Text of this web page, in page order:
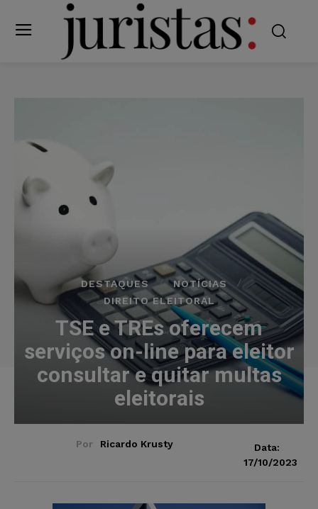
DESTAQUES
NOTÍCIAS
DIREITO ELEITORAL
TSE e TREs oferecem
serviços on-line para eleitor
consultar e quitar multas
eleitorais
Por Ricardo Krusty
Data:
17/10/2023